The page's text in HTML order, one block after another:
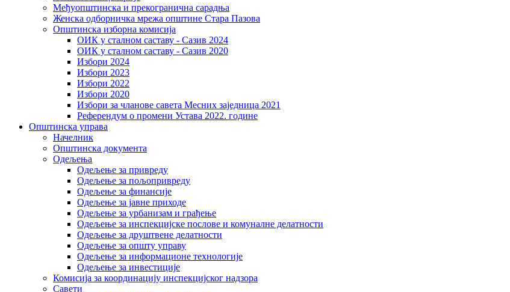
Међуопштинска и прекогранична сарадња
Женска одборничка мрежа општине Стара Пазова
Општинска изборна комисија
ОИК у сталном саставу - Сазив 2024
ОИК у сталном саставу - Сазив 2020
Избори 2024
Избори 2023
Избори 2022
Избори 2020
Избори за чланове савета Месних заједница 2021
Референдум о промени Устава 2022. године
Општинска управа
Начелник
Општинска документа
Одељења
Одељење за привреду
Одељење за пољопривреду
Одељење за финансије
Одељење за јавне приходе
Одељење за урбанизам и грађење
Одељење за инспекцијске послове и комуналне делатности
Одељење за друштвене делатности
Одељење за општу управу
Одељење за информационе технологије
Одељење за инвестиције
Комисија за координацију инспекцијског надзора
Савети